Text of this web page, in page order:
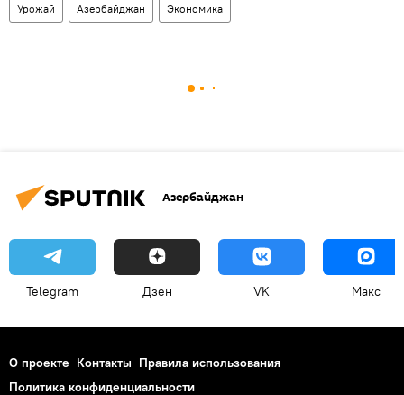
Урожай Азербайджан Экономика
Азербайджан
Telegram Дзен VK Макс
О проекте Контакты Правила использования
Политика конфиденциальности